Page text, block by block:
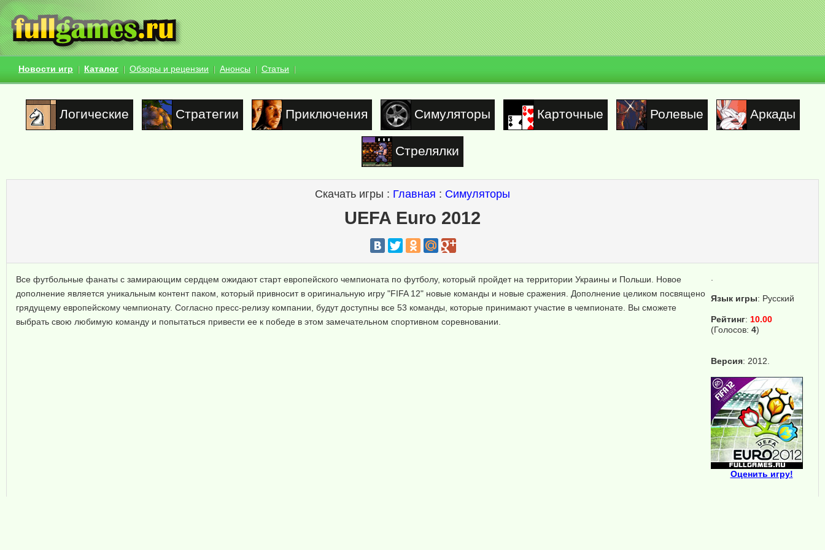
Новости игр Каталог Обзоры и рецензии Анонсы Статьи
Логические Стратегии Приключения Симуляторы Карточные Ролевые Аркады
Стрелялки
Скачать игры : Главная : Симуляторы
UEFA Euro 2012
Язык игры: Русский
Рейтинг: 10.00
(Голосов: 4)
Версия: 2012.
Оценить игру!
Все футбольные фанаты с замирающим сердцем ожидают старт европейского чемпионата по футболу, который пройдет на территории Украины и Польши. Новое
дополнение является уникальным контент паком, который привносит в оригинальную игру "FIFA 12" новые команды и новые сражения. Дополнение целиком посвящено
грядущему европейскому чемпионату. Согласно пресс-релизу компании, будут доступны все 53 команды, которые принимают участие в чемпионате. Вы сможете
выбрать свою любимую команду и попытаться привести ее к победе в этом замечательном спортивном соревновании.